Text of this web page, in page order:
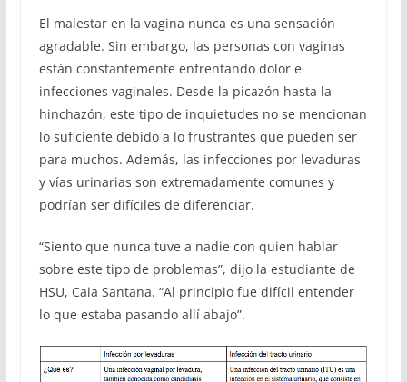
El malestar en la vagina nunca es una sensación
agradable. Sin embargo, las personas con vaginas
están constantemente enfrentando dolor e
infecciones vaginales. Desde la picazón hasta la
hinchazón, este tipo de inquietudes no se mencionan
lo suficiente debido a lo frustrantes que pueden ser
para muchos. Además, las infecciones por levaduras
y vías urinarias son extremadamente comunes y
podrían ser difíciles de diferenciar.
“Siento que nunca tuve a nadie con quien hablar
sobre este tipo de problemas”, dijo la estudiante de
HSU, Caia Santana. “Al principio fue difícil entender
lo que estaba pasando allí abajo”.